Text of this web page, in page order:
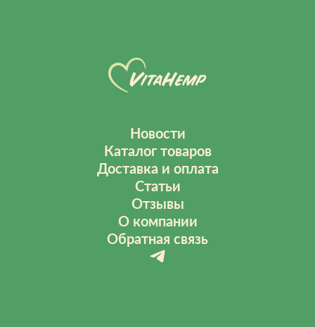
Новости
Каталог товаров
Доставка и оплата
Статьи
Отзывы
О компании
Обратная связь